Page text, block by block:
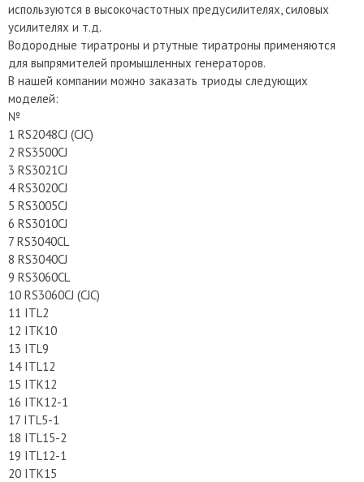
используются в высокочастотных предусилителях, силовых
усилителях и т.д.
Водородные тиратроны и ртутные тиратроны применяются
для выпрямителей промышленных генераторов.
В нашей компании можно заказать триоды следующих
моделей:
№
1 RS2048CJ (CJC)
2 RS3500CJ
3 RS3021CJ
4 RS3020CJ
5 RS3005CJ
6 RS3010CJ
7 RS3040CL
8 RS3040CJ
9 RS3060CL
10 RS3060CJ (CJC)
11 ITL2
12 ITK10
13 ITL9
14 ITL12
15 ITK12
16 ITK12-1
17 ITL5-1
18 ITL15-2
19 ITL12-1
20 ITK15